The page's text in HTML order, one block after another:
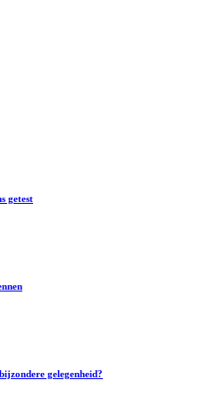
getest
gelegenheid?